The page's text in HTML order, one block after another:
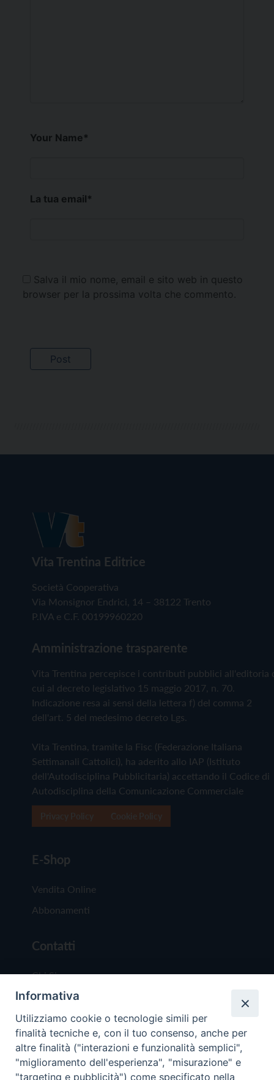
Your Name*
La tua email*
Salva il mio nome, email e sito web in questo
browser per la prossima volta che commento.
Vita Trentina Editrice
Società Cooperativa
Via Monsignor Endrici, 14 – 38122 Trento
P.IVA e C.F. 00199960220
Amministrazione trasparente
Vita Trentina percepisce i contributi pubblici all'editoria
cui al decreto legislativo 15 maggio 2017, n. 70.
Indicazione resa ai sensi della lettera f) del comma 2
dell'art. 5 del medesimo decreto Lgs.
Vita Trentina, tramite la Fisc (Federazione Italiana
Settimanali Cattolici), ha aderito allo IAP (Istituto
dell'Autodisciplina Pubblicitaria) accettando il Codice di
Autodisciplina della Comunicazione Commerciale
E-Shop
Vendita Online
Abbonamenti
Contatti
Chi Siamo
Redazione
Scrivici
Informativa
Utilizziamo cookie o tecnologie simili per
finalità tecniche e, con il tuo consenso, anche per
altre finalità ("interazioni e funzionalità semplici",
"miglioramento dell'esperienza", "misurazione" e
"targeting e pubblicità") come specificato nella